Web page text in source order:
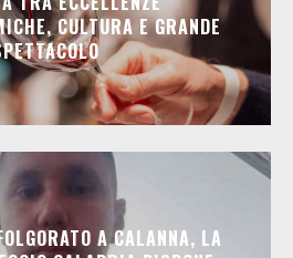
CULTURA E GRANDE
A CALANNA, LA